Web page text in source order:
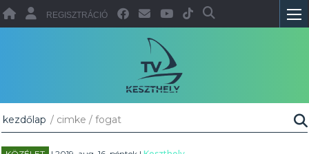
REGISZTRÁCIÓ
kezdőlap / cimke / fogat